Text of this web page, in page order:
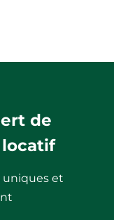
de
uniques et